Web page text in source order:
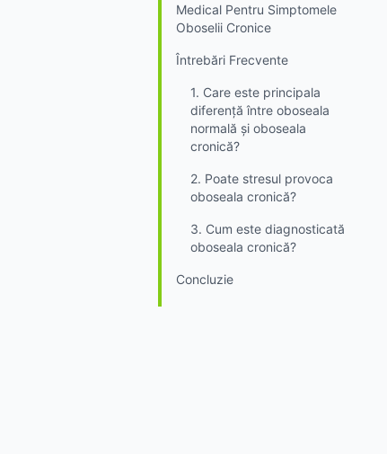
Medical Pentru Simptomele
Oboselii Cronice
Întrebări Frecvente
1. Care este principala
diferență între oboseala
normală și oboseala
cronică?
2. Poate stresul provoca
oboseala cronică?
3. Cum este diagnosticată
oboseala cronică?
Concluzie